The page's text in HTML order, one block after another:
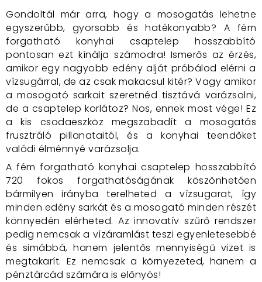
Gondoltál már arra, hogy a mosogatás lehetne
egyszerűbb, gyorsabb és hatékonyabb? A fém
forgatható konyhai csaptelep hosszabbító
pontosan ezt kínálja számodra! Ismerős az érzés,
amikor egy nagyobb edény alját próbálod elérni a
vízsugárral, de az csak makacsul kitér? Vagy amikor
a mosogató sarkait szeretnéd tisztává varázsolni,
de a csaptelep korlátoz? Nos, ennek most vége! Ez
a kis csodaeszköz megszabadít a mosogatás
frusztráló pillanataitól, és a konyhai teendőket
valódi élménnyé varázsolja.
A fém forgatható konyhai csaptelep hosszabbító
720 fokos forgathatóságának köszönhetően
bármilyen irányba terelheted a vízsugarat, így
minden edény sarkát és a mosogató minden részét
könnyedén elérheted. Az innovatív szűrő rendszer
pedig nemcsak a vízáramlást teszi egyenletesebbé
és simábbá, hanem jelentős mennyiségű vizet is
megtakarít. Ez nemcsak a környezeted, hanem a
pénztárcád számára is előnyös!